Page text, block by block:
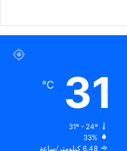
31
℃
31º - 24º
33%
6.48 كيلومتر/ساعة